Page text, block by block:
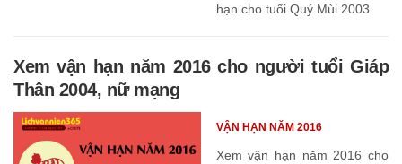
hạn cho tuổi Quý Mùi 2003
Xem vận hạn năm 2016 cho người tuổi Giáp
Thân 2004, nữ mạng
Xem vận hạn năm 2016 cho
VẬN HẠN NĂM 2016